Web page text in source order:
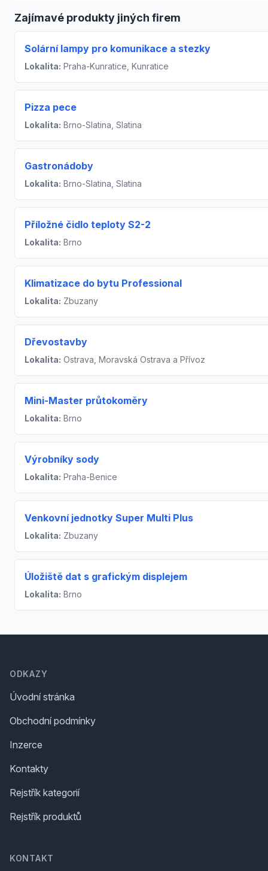
Zajímavé produkty jiných firem
Solární lampy pro komunikace a stezky
Lokalita: Praha-Kunratice, Kunratice
Pizza pece
Lokalita: Brno-Slatina, Slatina
Gastronádoby
Lokalita: Brno-Slatina, Slatina
Příložné čidlo teploty S2-2
Lokalita: Brno
Klimatizace do bytu Professional
Lokalita: Zbuzany
Dřevostavby
Lokalita: Ostrava, Moravská Ostrava a Přívoz
Mini-Master průtokoměry
Lokalita: Brno
Výrobníky sody
Lokalita: Praha-Benice
Venkovní jednotky Super Multi Plus
Lokalita: Zbuzany
Úložiště dat s grafickým displejem
Lokalita: Brno
ODKAZY
Úvodní stránka
Obchodní podmínky
Inzerce
Kontakty
Rejstřík kategorií
Rejstřík produktů
KONTAKT